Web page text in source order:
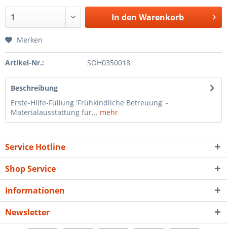
In den Warenkorb
Merken
Artikel-Nr.: SOH0350018
Beschreibung
Erste-Hilfe-Füllung 'Frühkindliche Betreuung' -
Materialausstattung für... mehr
Service Hotline
Shop Service
Informationen
Newsletter